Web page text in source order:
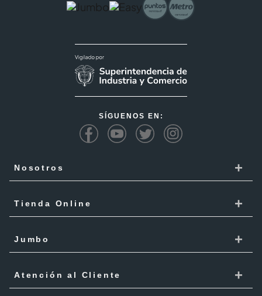
SÍGUENOS EN:
Nosotros +
Responsabilidad Social
Trabaja con Nosotros
Código de ética
Tienda Online +
Cómo comprar
Mis Pedidos
Jumbo +
Tarjeta Cencosud
Atención al Cliente +